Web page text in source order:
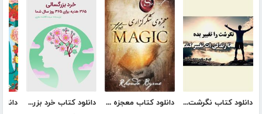
دانلود کتاب نگرشت را تغییر بده تا زندگی‌ات تغییر کند دانلود کتاب معجزه شکرگزاری (جادو) دانلود کتاب خرد بزرگسالی:365 هدیه برای 365 روز سال شما